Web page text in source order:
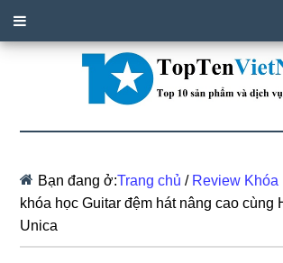
Bạn đang ở:Trang chủ / Review Khóa
khóa học Guitar đệm hát nâng cao cùng
Unica